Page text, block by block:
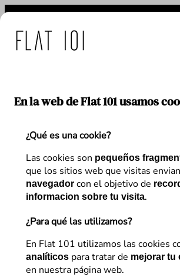
En la web de Flat 101 usamos
¿Qué es una cookie?
Las cookies son pequeños
que los sitios web que visitas
navegador con el objetivo de
informacion sobre tu visita.
¿Para qué las utilizamos?
En Flat 101 utilizamos las cookies
analíticos para tratar de mejorar tu
en nuestra página web.
Saltar
contenido
Etiqueta:analítica web